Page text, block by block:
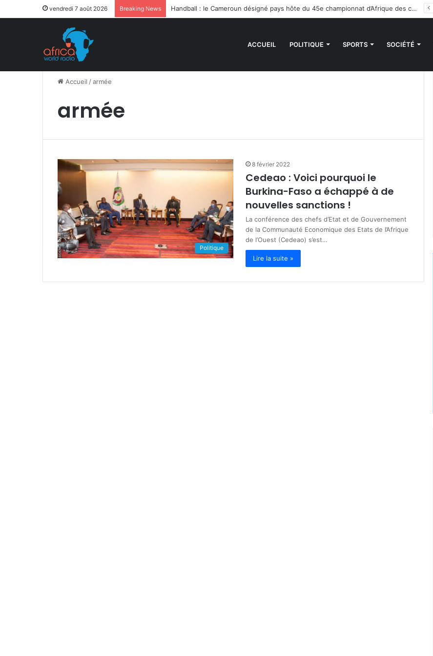
vendredi 7 août 2026 Breaking News Handball : le Cameroun désigné pays hôte du 45e championnat d’Afrique des clubs champions
ACCUEIL POLITIQUE SPORTS SOCIÉTÉ
Accueil /armée
armée
Politique
8 février 2022
Cedeao : Voici pourquoi le
Burkina-Faso a échappé à de
nouvelles sanctions !
La conférence des chefs d’Etat et de Gouvernement
de la Communauté Economique des Etats de l’Afrique
de l’Ouest (Cedeao) s’est…
Lire la suite »